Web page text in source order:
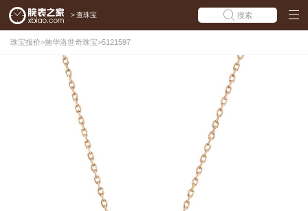
> 查珠宝 搜索
珠宝报价>施华洛世奇珠宝>5121597